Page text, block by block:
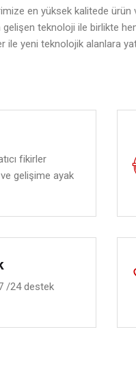
en yüksek kalitede ürün
teknoloji ile birlikte
yeni teknolojik alanlara
fikirler
gelişime ayak
/24 destek